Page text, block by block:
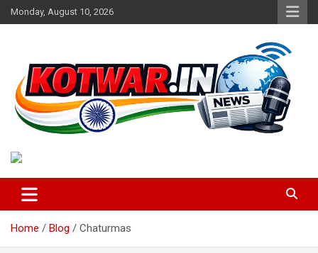
Skip
to
Monday, August 10, 2026
kotwar.in
Home Blog Chaturmas